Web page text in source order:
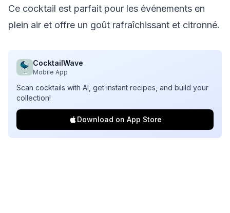
Ce cocktail est parfait pour les événements en
plein air et offre un goût rafraîchissant et citronné.
CocktailWave
Mobile App
Scan cocktails with AI, get instant recipes, and build your
collection!
Download on App Store